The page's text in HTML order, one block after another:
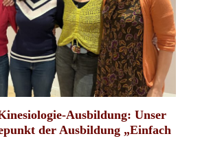
Ausbildung: Unser
der Ausbildung „Einfach